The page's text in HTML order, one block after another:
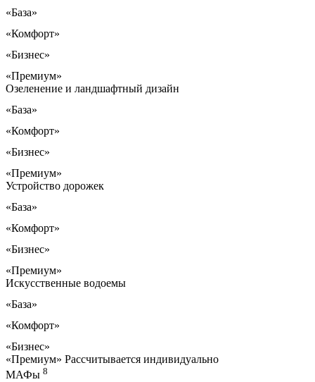
«База»
«Комфорт»
«Бизнес»
«Премиум»
Озеленение и ландшафтный дизайн
«База»
«Комфорт»
«Бизнес»
«Премиум»
Устройство дорожек
«База»
«Комфорт»
«Бизнес»
«Премиум»
Искусственные водоемы
«База»
«Комфорт»
«Бизнес»
«Премиум» Рассчитывается индивидуально
МАФы 8